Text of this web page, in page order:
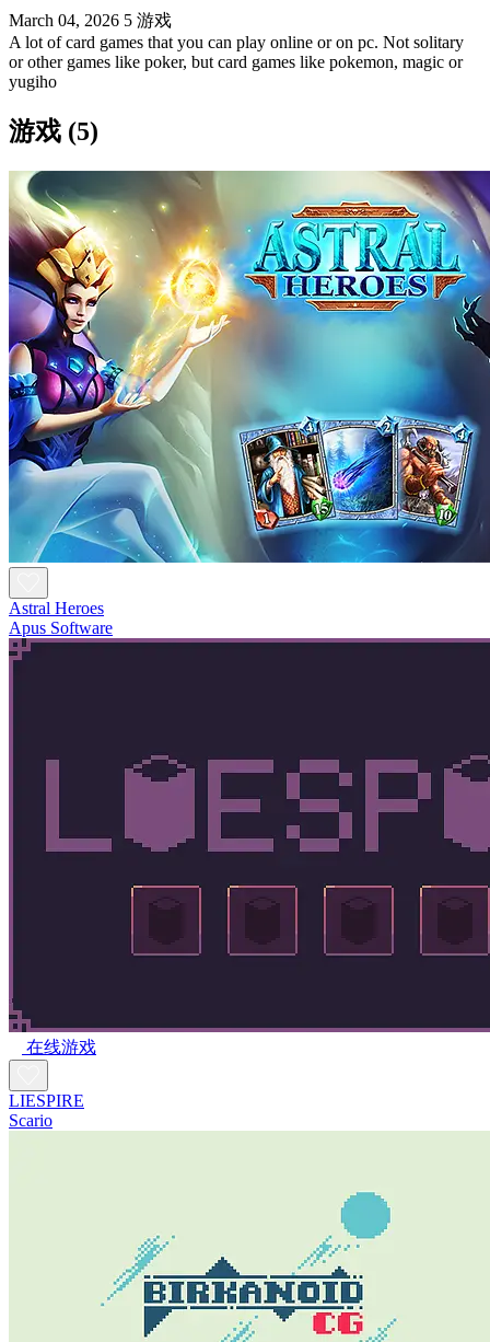
March 04, 2026 5 游戏
A lot of card games that you can play online or on pc. Not solitary
or other games like poker, but card games like pokemon, magic or
yugiho
游戏 (5)
Astral Heroes
Apus Software
在线游戏
LIESPIRE
Scario